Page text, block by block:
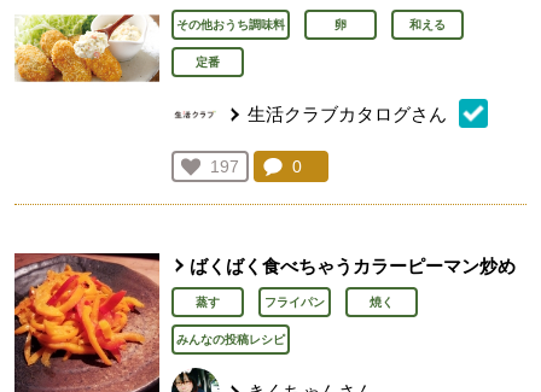
その他おうち調味料 卵 和える
定番
生活クラブカタログさん
お気に入り登録：
197
人が登録
コメント：
0
ばくばく食べちゃうカラーピーマン炒め
蒸す フライパン 焼く
みんなの投稿レシピ